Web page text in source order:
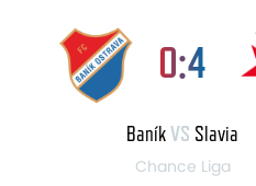
0:4
BaníkVS Slavia
Chance Liga